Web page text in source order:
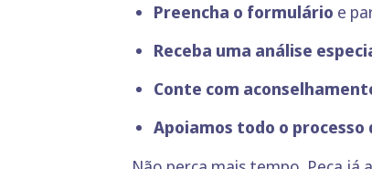
Preencha o formulário e
Receba uma análise
Conte com
Apoiamos todo o